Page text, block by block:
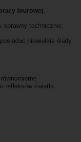
biurowej.
sprawny technicznie.
niewielkie ślady
refleksów światła